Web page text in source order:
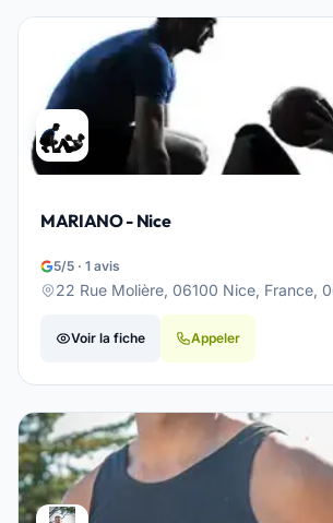
MARIANO - Nice
5/5 · 1 avis
22 Rue Molière, 06100 Nice, France,
Voir la fiche Appeler